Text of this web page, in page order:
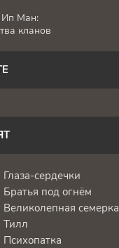
Ип Ман:
кланов
Глаза-сердечки
Братья под огнём
Великолепная семерка
Тилл
Психопатка